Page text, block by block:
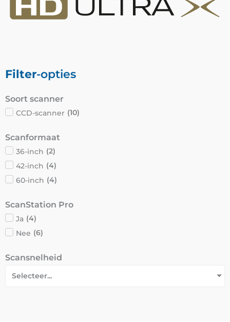
Filter-opties
Soort scanner
CCD-scanner (10)
Scanformaat
36-inch (2)
42-inch (4)
60-inch (4)
ScanStation Pro
Ja (4)
Nee (6)
Scansnelheid
Selecteer...